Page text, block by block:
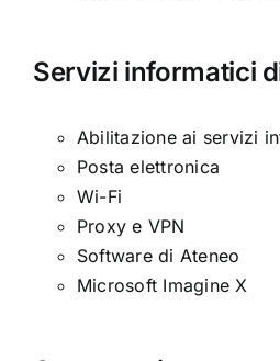
Servizi informatici
Abilitazione ai servizi
Posta elettronica
Wi-Fi
Proxy e VPN
Software di Ateneo
Microsoft Imagine X